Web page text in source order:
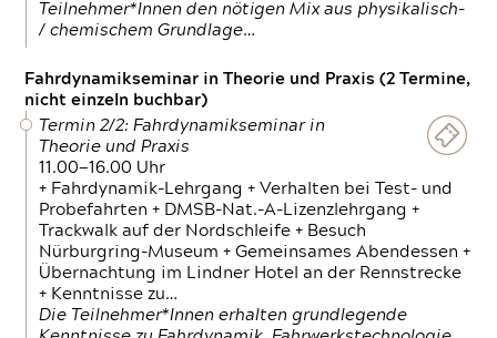
Teilnehmer*Innen den nötigen Mix aus physikalisch-
/ chemischem Grundlage…
Fahrdynamikseminar in Theorie und Praxis (2 Termine,
nicht einzeln buchbar)
Termin 2/2: Fahrdynamikseminar in
Theorie und Praxis
11.00—16.00 Uhr
+ Fahrdynamik-Lehrgang + Verhalten bei Test- und
Probefahrten + DMSB-Nat.-A-Lizenzlehrgang +
Trackwalk auf der Nordschleife + Besuch
Nürburgring-Museum + Gemeinsames Abendessen +
Übernachtung im Lindner Hotel an der Rennstrecke
+ Kenntnisse zu…
Die Teilnehmer*Innen erhalten grundlegende